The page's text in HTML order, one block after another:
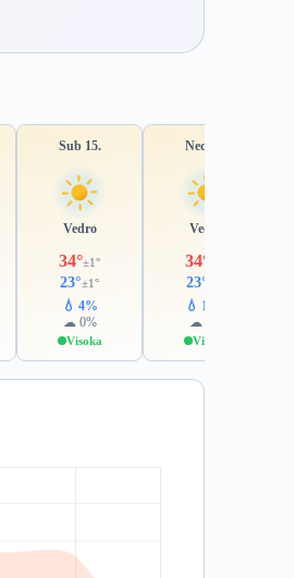
Sub 15.
Vedro
34°±1°
23°±1°
💧 4%
☁ 0%
Visoka
Ned 16.
Vedro
34°
23°
💧 10%
☁ 8%
Visoka